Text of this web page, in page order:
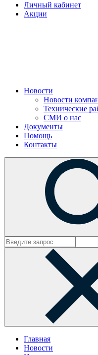
Личный кабинет
Акции
Новости
Новости
Технические
СМИ о нас
Документы
Помощь
Контакты
Главная
Новости